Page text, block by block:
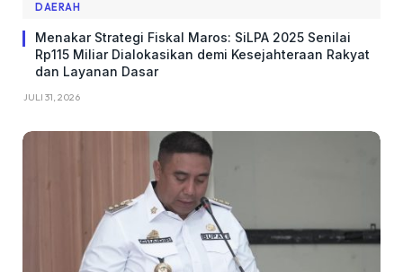
DAERAH
Menakar Strategi Fiskal Maros: SiLPA 2025 Senilai
Rp115 Miliar Dialokasikan demi Kesejahteraan Rakyat
dan Layanan Dasar
JULI 31, 2026